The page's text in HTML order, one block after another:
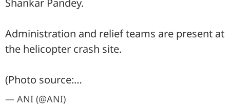
Administration and relief teams are present at
the helicopter crash site.
(Photo source:…
— ANI (@ANI)